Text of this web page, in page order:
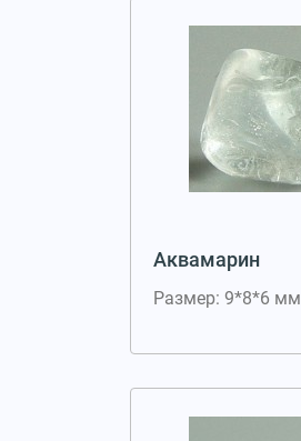
Аквамарин
Размер: 9*8*6 мм